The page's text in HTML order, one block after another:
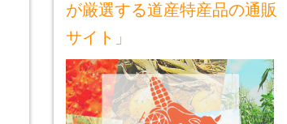
が厳選する道産特産品の通販
サイト」